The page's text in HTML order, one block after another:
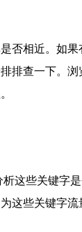
否相近。如果
排查一下。
这些关键字
这些关键字